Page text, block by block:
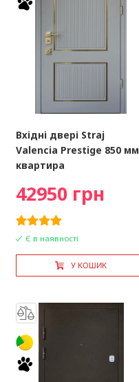
Вхідні двері Straj
Valencia Prestige 850 мм
квартира
42950 грн
Є в наявності
У КОШИК